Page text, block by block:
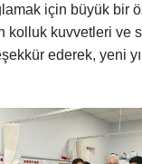
için büyük bir
kolluk kuvvetleri ve
ederek, yeni